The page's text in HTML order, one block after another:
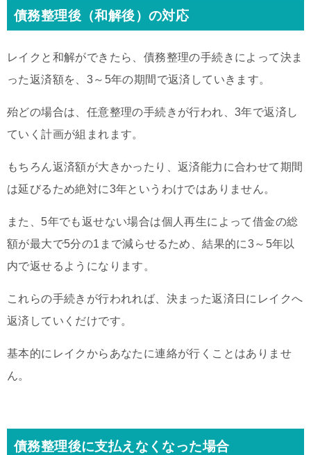
債務整理後（和解後）の対応
レイクと和解ができたら、債務整理の手続きによって決ま
った返済額を、3～5年の期間で返済していきます。
殆どの場合は、任意整理の手続きが行われ、3年で返済し
ていく計画が組まれます。
もちろん返済額が大きかったり、返済能力に合わせて期間
は延びるため絶対に3年というわけではありません。
また、5年でも返せない場合は個人再生によって借金の総
額が最大で5分の1まで減らせるため、結果的に3～5年以
内で返せるようになります。
これらの手続きが行われれば、決まった返済日にレイクへ
返済していくだけです。
基本的にレイクからあなたに連絡が行くことはありませ
ん。
債務整理後に支払えなくなった場合